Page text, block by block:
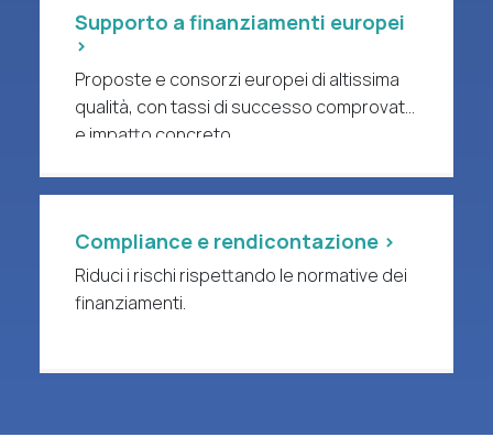
Supporto a finanziamenti europei
>
Proposte e consorzi europei di altissima
qualità, con tassi di successo comprovati
e impatto concreto.
Compliance e rendicontazione >
Riduci i rischi rispettando le normative dei
finanziamenti.